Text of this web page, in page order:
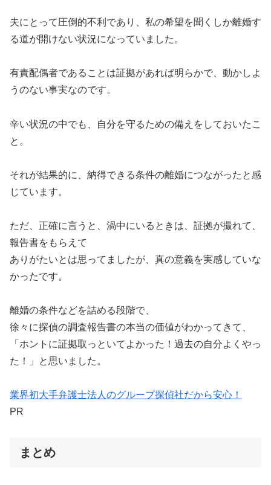
夫にとって圧倒的不利であり、私の希望を聞くしか離婚す
る道が開けない状況になっていました。
有責配偶者であることは証拠があれば明らかで、動かしよ
うのない事実なのです。
辛い状況の中でも、自分を守るための備えをしておいたこ
と。
それが結果的に、納得できる条件の離婚につながったと感
じています。
ただ、正確に言うと、渦中にいるときは、証拠が撮れて、
報告書をもらえて
ありがたいとは思ってましたが、真の意義を実感していな
かったです。
離婚の条件などを詰める段階で、
徐々に探偵の調査報告書の本当の価値がわかってきて、
「ホントに証拠取っといてよかった！過去の自分よくやっ
た！」と思いました。
業界初大手弁護士法人のグループ探偵社だから安心！
PR
まとめ